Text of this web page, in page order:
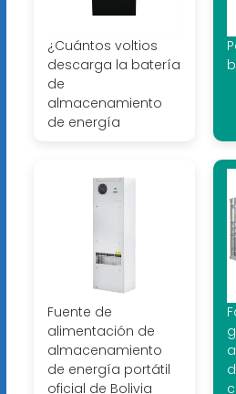
¿Cuántos voltios
descarga la batería
de
almacenamiento
de energía
Fuente de
alimentación de
almacenamiento
de energía portátil
oficial de Bolivia